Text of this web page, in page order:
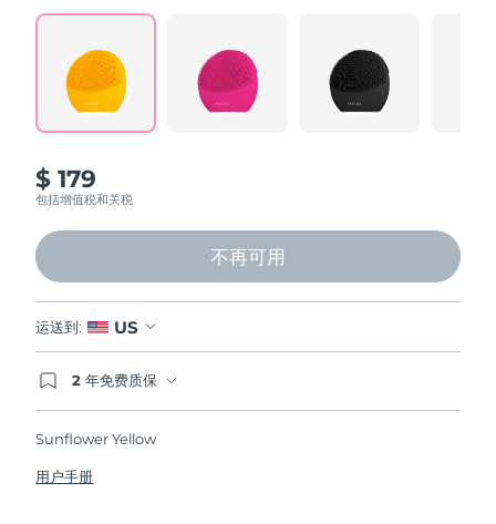
Read
Reviews.
Same
page
$ 179
包括增值税和关税
不再可用
运送到: US
2 年免费质保
Sunflower Yellow
用户手册